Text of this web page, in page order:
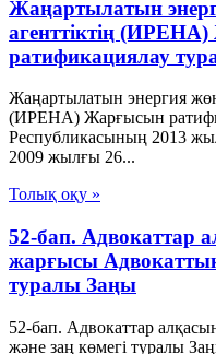
Жаңартылатын
агенттіктің
ратификациялау
Жаңартылатын энергия
(ИРЕНА) Жарғысын
Республикасының 2013
2009 жылғы 26...
Толық оқу »
52-бап. Адвокаттар
жарғысы
туралы Заңы
52-бап. Адвокаттар
және заң көмегі туралы